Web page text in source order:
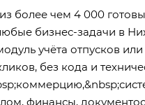
более чем 4 000
бизнес-задачи в
учёта отпусков
без кода и
финансы,